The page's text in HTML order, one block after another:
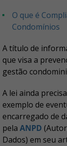
O que é Compliance e como pode ser aplicado em
Condomínios
A título de
que visa a
gestão
A lei ainda
exemplo de
encarregado de
pela ANPD
Dados) em seu